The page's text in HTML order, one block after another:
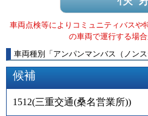
車両点検等によりコミュニティバスや
の車両で運行する場合
車両種別
「 アンパンマンバス（ノンス
候補
1512(三重交通(桑名営業所))